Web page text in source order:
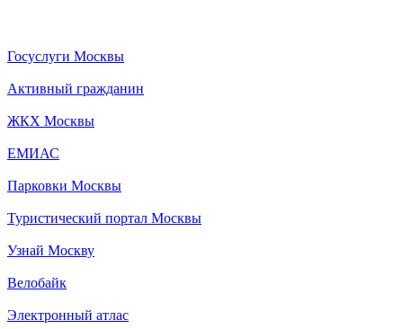
Госуслуги Москвы
Активный гражданин
ЖКХ Москвы
ЕМИАС
Парковки Москвы
Туристический портал Москвы
Узнай Москву
Велобайк
Электронный атлас